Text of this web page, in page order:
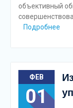
объективный
Подробнее
ФЕВ
01